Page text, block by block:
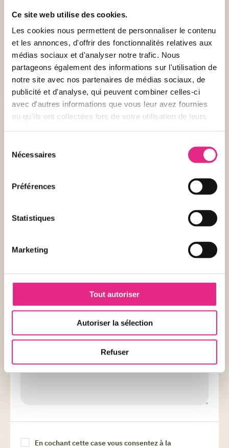
Ce site web utilise des cookies.
Les cookies nous permettent de personnaliser le contenu
et les annonces, d'offrir des fonctionnalités relatives aux
médias sociaux et d'analyser notre trafic. Nous
partageons également des informations sur l'utilisation de
notre site avec nos partenaires de médias sociaux, de
publicité et d'analyse, qui peuvent combiner celles-ci
avec d'autres informations que vous leur avez fournies
ou qu'ils ont collectées lors de votre utilisation de leurs
Nécessaires
Préférences
Statistiques
Marketing
Tout autoriser
Autoriser la sélection
Refuser
CODE POSTAL *
VILLE *
NUMÉRO DE TÉLÉPHONE *
COMMENT AVEZ-VOUS ENTENDU PARLER DE NOS
COMMENTAIRE
En cochant cette case vous consentez à la